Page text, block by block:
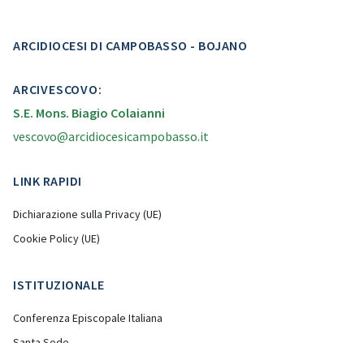
ARCIDIOCESI DI CAMPOBASSO - BOJANO
ARCIVESCOVO:
S.E. Mons. Biagio Colaianni
vescovo@arcidiocesicampobasso.it
LINK RAPIDI
Dichiarazione sulla Privacy (UE)
Cookie Policy (UE)
ISTITUZIONALE
Conferenza Episcopale Italiana